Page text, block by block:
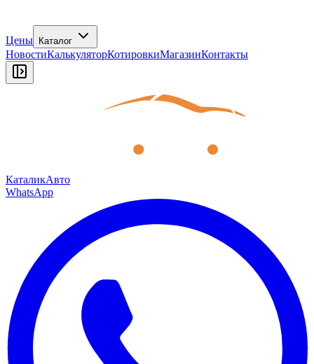
Цены Каталог
НовостиКалькуляторКотировкиМагазинКонтакты
КаталикАвто
WhatsApp